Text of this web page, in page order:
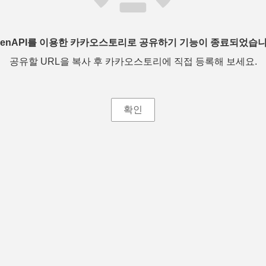
를 이용한 카카오스토리로 공유하기 기능이 종료되었습
공유할 URL을 복사 후 카카오스토리에 직접 등록해 보세요.
확인